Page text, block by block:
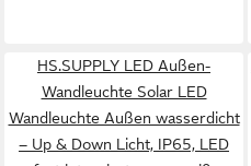
HS.SUPPLY LED Außen-
Wandleuchte Solar LED
Wandleuchte Außen wasserdicht
– Up & Down Licht, IP65, LED